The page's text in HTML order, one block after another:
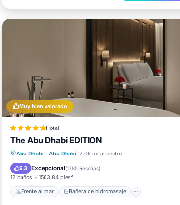
Muy bien valorado
Hotel
The Abu Dhabi EDITION
Abu Dhabi · Abu Dhabi 2.96 mi al centro
9.3 Excepcional(1785 Reseñas)
12 baños 1563.84 pies²
Frente al mar Bañera de hidromasaje
Frente al mar
Bañera de hidromasaje
Desayuno
Estación de carga para vehículos eléctricos